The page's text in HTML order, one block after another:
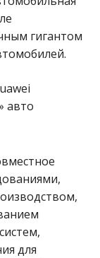
гигантом
для